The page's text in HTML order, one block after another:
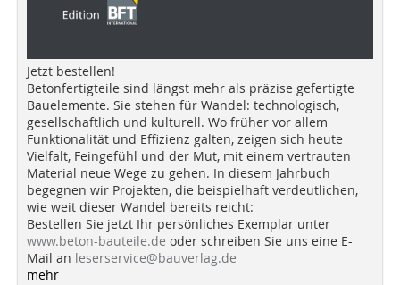
Jetzt bestellen!
Betonfertigteile sind längst mehr als präzise gefertigte
Bauelemente. Sie stehen für Wandel: technologisch,
gesellschaftlich und kulturell. Wo früher vor allem
Funktionalität und Effizienz galten, zeigen sich heute
Vielfalt, Feingefühl und der Mut, mit einem vertrauten
Material neue Wege zu gehen. In diesem Jahrbuch
begegnen wir Projekten, die beispielhaft verdeutlichen,
wie weit dieser Wandel bereits reicht:
Bestellen Sie jetzt Ihr persönliches Exemplar unter
www.beton-bauteile.de oder schreiben Sie uns eine E-
Mail an leserservice@bauverlag.de
mehr